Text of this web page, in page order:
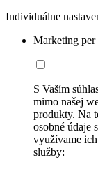
Individuálne
Marketing per
S Vaším
mimo našej
produkty. Na
osobné údaje
využívame
služby: